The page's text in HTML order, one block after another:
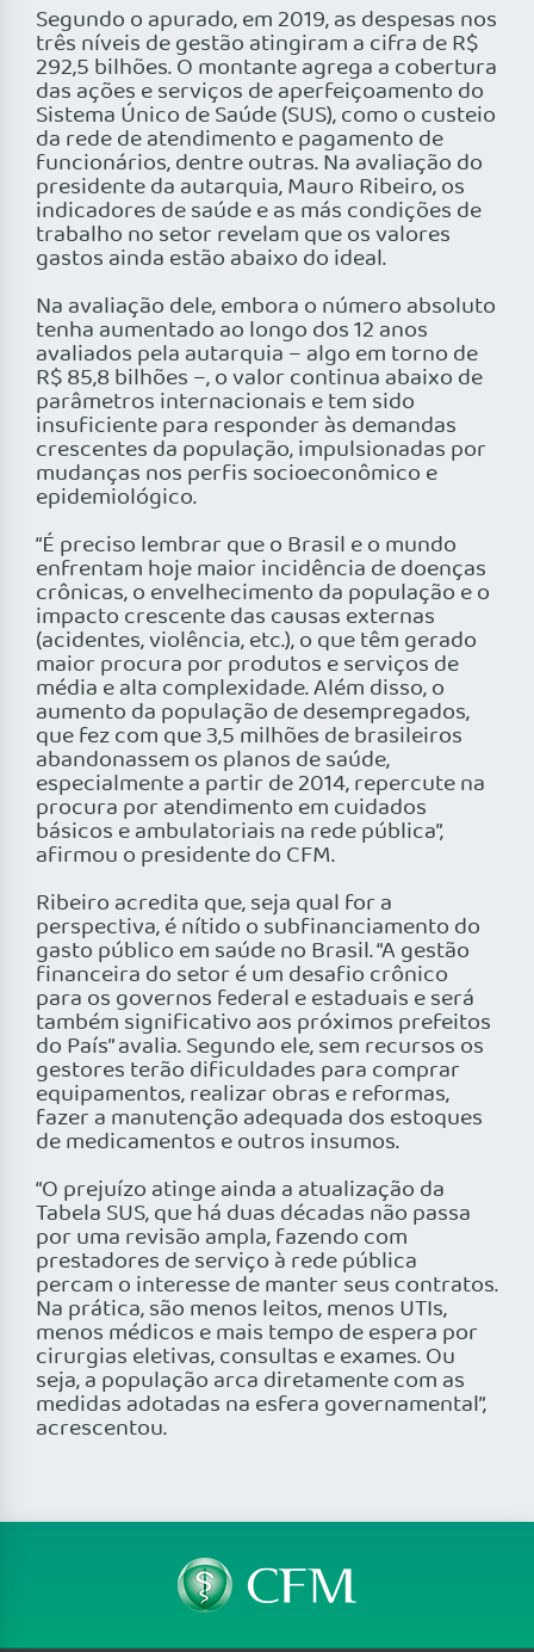
Segundo o apurado, em 2019, as despesas nos
três níveis de gestão atingiram a cifra de R$
292,5 bilhões. O montante agrega a cobertura
das ações e serviços de aperfeiçoamento do
Sistema Único de Saúde (SUS), como o custeio
da rede de atendimento e pagamento de
funcionários, dentre outras. Na avaliação do
presidente da autarquia, Mauro Ribeiro, os
indicadores de saúde e as más condições de
trabalho no setor revelam que os valores
gastos ainda estão abaixo do ideal.
Na avaliação dele, embora o número absoluto
tenha aumentado ao longo dos 12 anos
avaliados pela autarquia – algo em torno de
R$ 85,8 bilhões –, o valor continua abaixo de
parâmetros internacionais e tem sido
insuficiente para responder às demandas
crescentes da população, impulsionadas por
mudanças nos perfis socioeconômico e
epidemiológico.
“É preciso lembrar que o Brasil e o mundo
enfrentam hoje maior incidência de doenças
crônicas, o envelhecimento da população e o
impacto crescente das causas externas
(acidentes, violência, etc.), o que têm gerado
maior procura por produtos e serviços de
média e alta complexidade. Além disso, o
aumento da população de desempregados,
que fez com que 3,5 milhões de brasileiros
abandonassem os planos de saúde,
especialmente a partir de 2014, repercute na
procura por atendimento em cuidados
básicos e ambulatoriais na rede pública”,
afirmou o presidente do CFM.
Ribeiro acredita que, seja qual for a
perspectiva, é nítido o subfinanciamento do
gasto público em saúde no Brasil. “A gestão
financeira do setor é um desafio crônico
para os governos federal e estaduais e será
também significativo aos próximos prefeitos
do País” avalia. Segundo ele, sem recursos os
gestores terão dificuldades para comprar
equipamentos, realizar obras e reformas,
fazer a manutenção adequada dos estoques
de medicamentos e outros insumos.
“O prejuízo atinge ainda a atualização da
Tabela SUS, que há duas décadas não passa
por uma revisão ampla, fazendo com
prestadores de serviço à rede pública
percam o interesse de manter seus contratos.
Na prática, são menos leitos, menos UTIs,
menos médicos e mais tempo de espera por
cirurgias eletivas, consultas e exames. Ou
seja, a população arca diretamente com as
medidas adotadas na esfera governamental”,
acrescentou.